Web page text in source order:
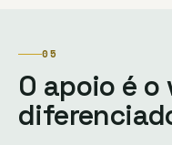
05
O apoio é